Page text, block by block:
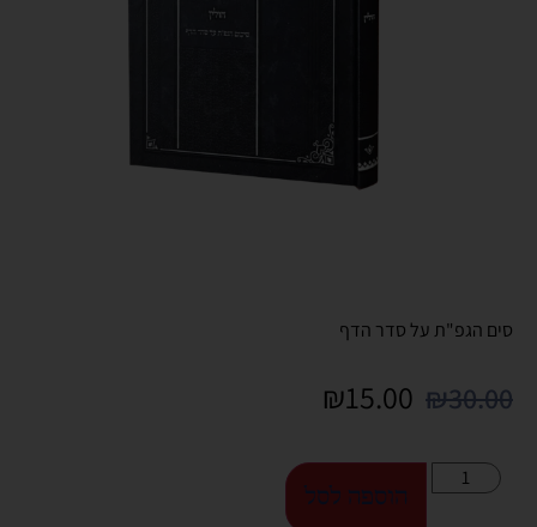
סים הגפ"ת על סדר הדף
₪30.00
₪15.00
הוספה לסל